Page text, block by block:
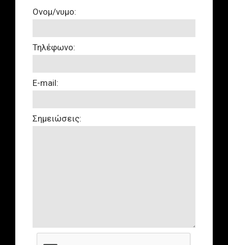
Ονομ/νυμο:
Τηλέφωνο:
E-mail:
Σημειώσεις: